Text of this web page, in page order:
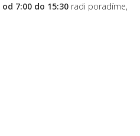
od 7:00 do 15:30 radi poradíme,